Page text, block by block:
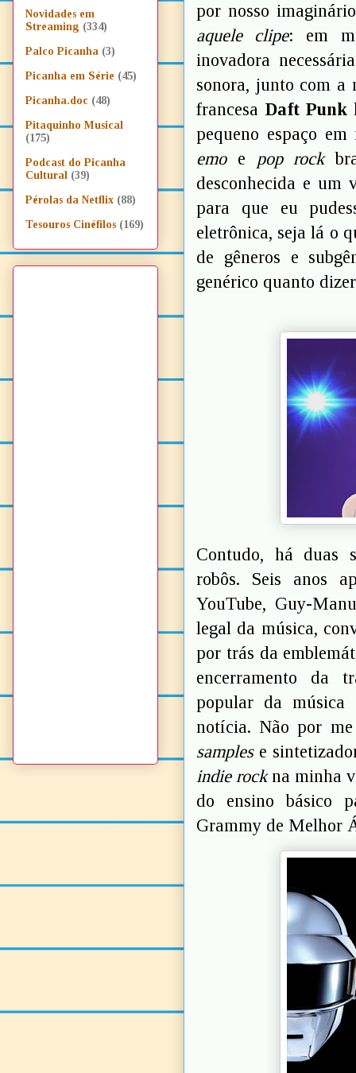
por nosso
aquele clipe: em
inovadora
sonora, junto com a
francesa Daft Punk
pequeno espaço
emoe pop rock
desconhecida e um
para que eu
eletrônica, seja lá o
de gêneros e
genérico quanto
Contudo, há duas
robôs. Seis anos
YouTube, Guy-
legal da música,
por trás da
encerramento da
popular da música
notícia. Não por me
samples e
indie rockna minha
do ensino básico
Grammy de Melhor
Novidades em
Streaming (334)
Palco Picanha (3)
Picanha em Série (45)
Picanha.doc (48)
Pitaquinho Musical
(175)
Podcast do Picanha
Cultural (39)
Pérolas da Netflix (88)
Tesouros Cinéfilos (169)